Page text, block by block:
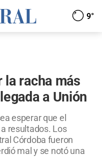
9°
la racha más
a Unión
esperar que el
resultados. Los
Córdoba fueron
mal y se notó una